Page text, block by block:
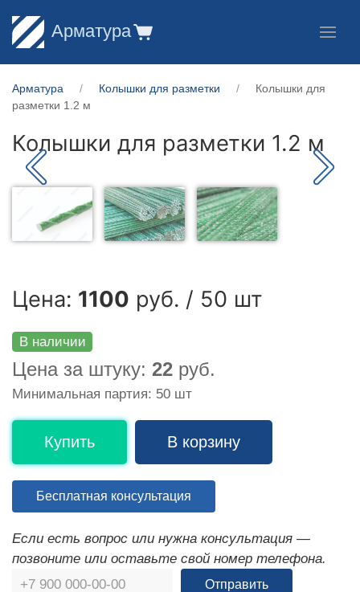
Арматура
Арматура Колышки для разметки
Колышки для
разметки 1.2 м
Колышки для разметки 1.2 м
Цена: 1100 руб. / 50 шт
В наличии
Цена за штуку: 22 руб.
Минимальная партия: 50 шт
Купить В корзину
Бесплатная консультация
Если есть вопрос или нужна консультация —
позвоните или оставьте свой номер телефона.
Отправить